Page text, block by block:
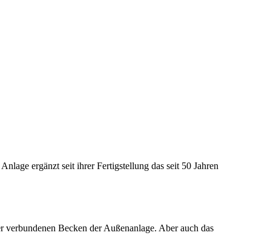
ergänzt seit ihrer Fertigstellung das seit 50 Jahren
verbundenen Becken der Außenanlage. Aber auch das